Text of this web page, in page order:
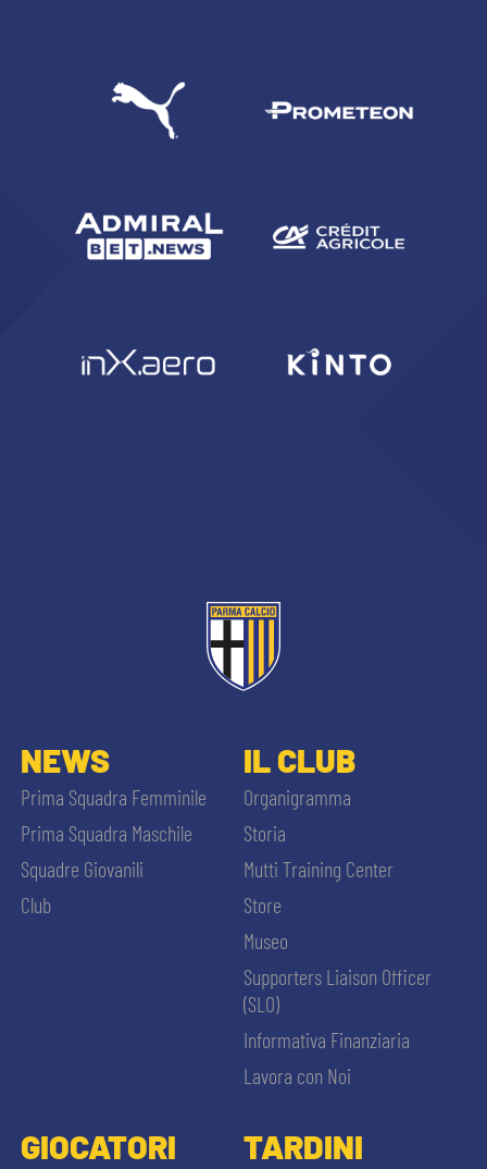
NEWS
Prima Squadra Femminile
Prima Squadra Maschile
Squadre Giovanili
Club
IL CLUB
Organigramma
Storia
Mutti Training Center
Store
Museo
Supporters Liaison Officer
(SLO)
Informativa Finanziaria
Lavora con Noi
GIOCATORI TARDINI
ACCETTA E SALVA